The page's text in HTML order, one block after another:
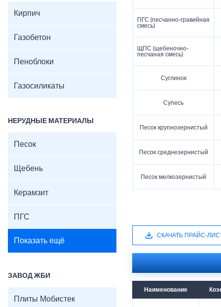
Кирпич
Газобетон
Пеноблоки
Газосиликаты
НЕРУДНЫЕ МАТЕРИАЛЫ
Песок
Щебень
Керамзит
ПГС
Показать ещё
ЗАВОД ЖБИ
Плиты Мобистек
ПГС (песчанно-гравийная
смесь)
ЩПС (щебеночно-
песчаная смесь)
Суглинок
Супесь
Песок крупнозернистый
Песок среднезернистый
Песок мелкозернистый
СКАЧАТЬ ПРАЙС-
Наименование